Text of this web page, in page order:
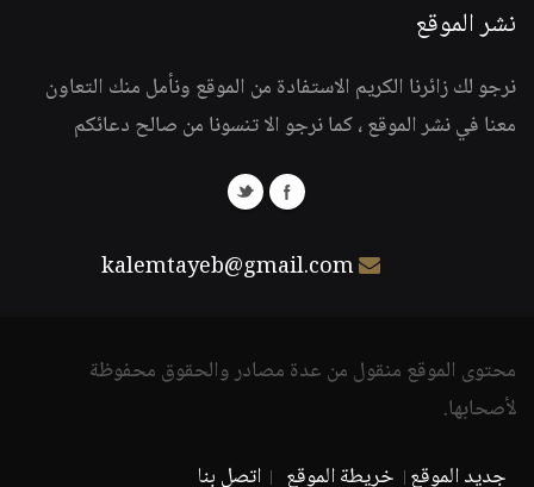
نشر الموقع
نرجو لك زائرنا الكريم الاستفادة من الموقع ونأمل منك التعاون
معنا في نشر الموقع ، كما نرجو الا تنسونا من صالح دعائكم
kalemtayeb@gmail.com
محتوى الموقع منقول من عدة مصادر والحقوق محفوظة
لأصحابها.
جديد الموقع خريطة الموقع اتصل بنا